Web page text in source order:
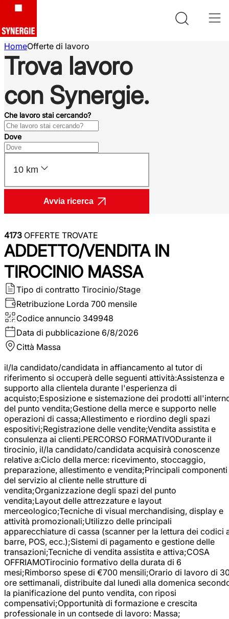
HomeOfferte di lavoro
Trova lavoro
con Synergie.
Che lavoro stai cercando?
Dove
10 km
Avvia ricerca
4173 OFFERTE TROVATE
ADDETTO/VENDITA IN
TIROCINIO MASSA
Tipo di contratto Tirocinio/Stage
Retribuzione Lorda 700 mensile
Codice annuncio 349948
Data di pubblicazione 6/8/2026
Città Massa
il/la candidato/candidata in affiancamento al tutor di
riferimento si occuperà delle seguenti attività:Assistenza e
supporto alla clientela durante l'esperienza di
acquisto;Esposizione e sistemazione dei prodotti
del punto vendita;Gestione della merce e supporto nelle
operazioni di cassa;Allestimento e riordino degli spazi
espositivi;Registrazione delle vendite;Vendita assistita e
consulenza ai clienti.PERCORSO FORMATIVODurante il
tirocinio, il/la candidato/candidata acquisirà conoscenze
relative a:Ciclo della merce: ricevimento, stoccaggio,
preparazione, allestimento e vendita;Principali componenti
del servizio al cliente nelle strutture di
vendita;Organizzazione degli spazi del punto
vendita;Layout delle attrezzature e layout
merceologico;Tecniche di visual merchandising, display e
attività promozionali;Utilizzo delle principali
apparecchiature di cassa (scanner per la lettura dei codici
barre, POS, ecc.);Sistemi di pagamento e gestione delle
transazioni;Tecniche di vendita assistita e attiva;COSA
OFFRIAMOTirocinio formativo della durata di 6
mesi;Rimborso spese di €700 mensili;Orario di lavoro di
ore settimanali, distribuite dal lunedì alla domenica
la pianificazione del punto vendita, con riposi
compensativi;Opportunità di formazione e crescita
professionale in un contsede di lavoro: Massa;